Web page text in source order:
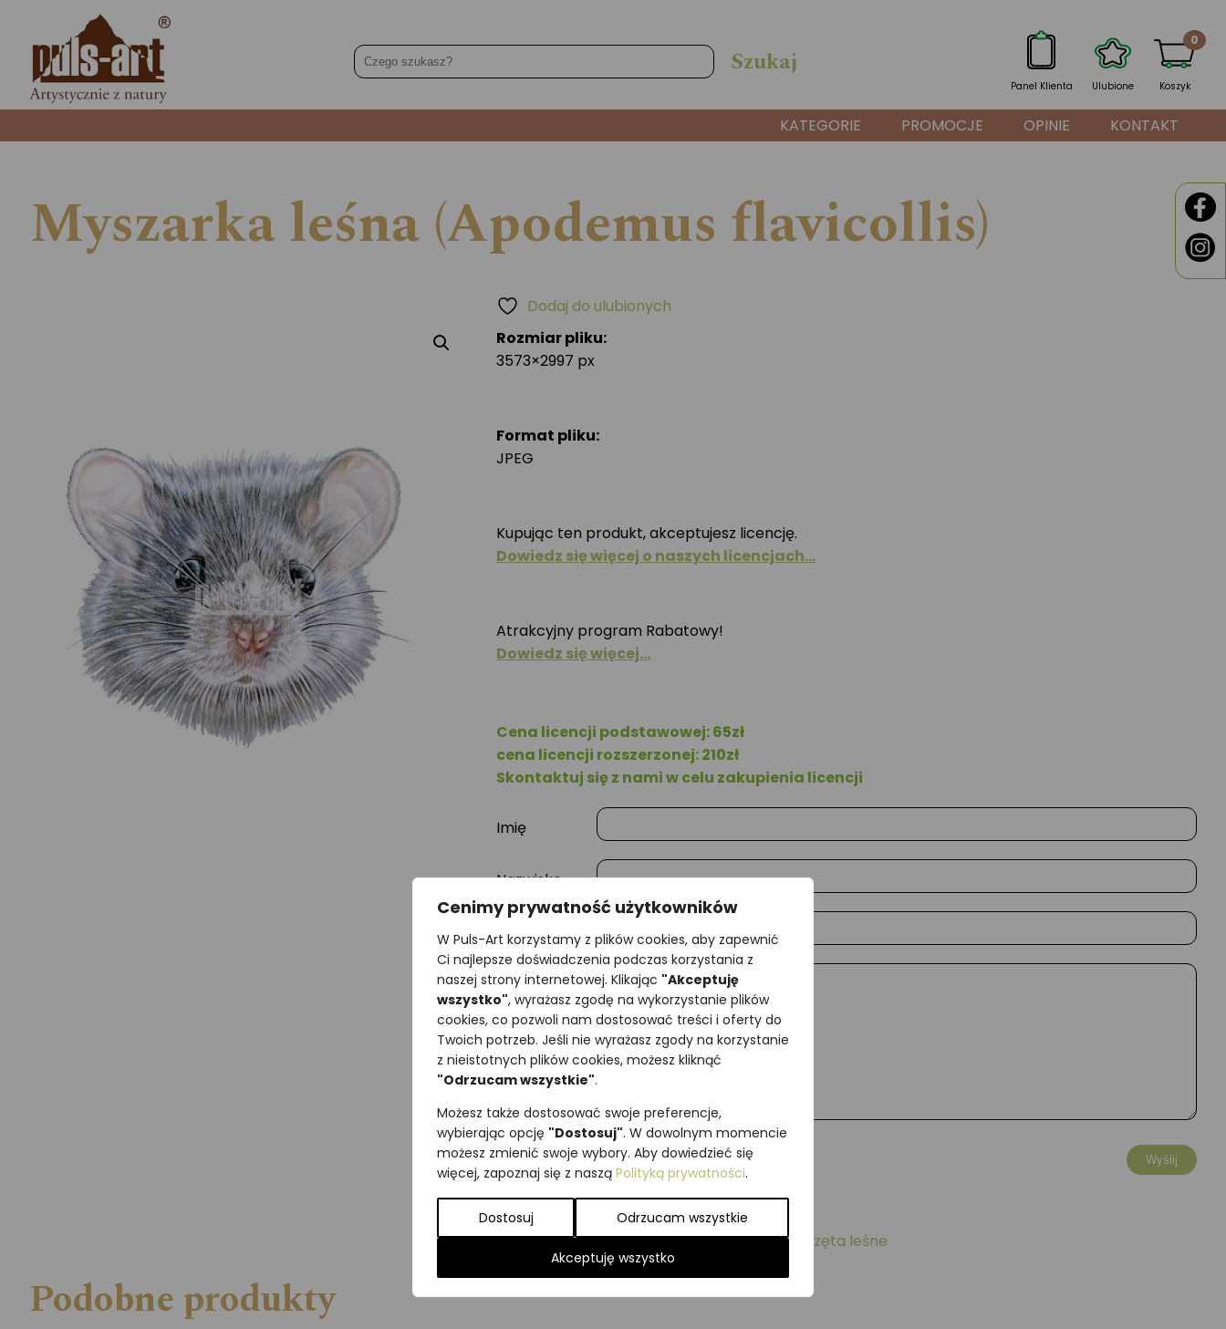
Cenimy prywatność użytkowników
W Puls-Art korzystamy z plików cookies, aby zapewnić
Ci najlepsze doświadczenia podczas korzystania z
naszej strony internetowej. Klikając "Akceptuję
wszystko", wyrażasz zgodę na wykorzystanie plików
cookies, co pozwoli nam dostosować treści i oferty do
Twoich potrzeb. Jeśli nie wyrażasz zgody na korzystanie
z nieistotnych plików cookies, możesz kliknąć
"Odrzucam wszystkie".
Możesz także dostosować swoje preferencje,
wybierając opcję "Dostosuj". W dowolnym momencie
możesz zmienić swoje wybory. Aby dowiedzieć się
więcej, zapoznaj się z naszą Polityką prywatności.
Dostosuj Odrzucam wszystkie
Akceptuję wszystko
Panel Klienta Ulubione Koszyk
0
KATEGORIE PROMOCJE OPINIE KONTAKT
Myszarka leśna (Apodemus flavicollis)
Rozmiar pliku:
3573×2997 px
Format pliku:
JPEG
Kupując ten produkt, akceptujesz licencję.
Dowiedz się więcej o naszych licencjach…
Atrakcyjny program Rabatowy!
Dowiedz się więcej…
Cena licencji podstawowej: 65zł
cena licencji rozszerzonej: 210zł
Skontaktuj się z nami w celu zakupienia licencji
Imię
Nazwisko
E-mail
Wiadomość
Dodaj do ulubionych
Najniższa cena z ostatnich 30 dni:65,00zł
SKU:Brak danych
Kategorie:Gryzonie,ILUSTRACJE,Ssaki,Zwierzęta leśne
Podobne produkty